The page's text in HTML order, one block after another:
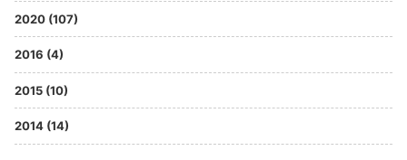
2020 (107)
2016 (4)
2015 (10)
2014 (14)